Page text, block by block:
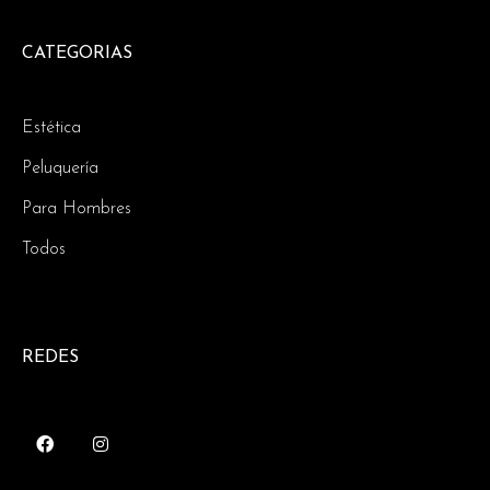
CATEGORIAS
Estética
Peluquería
Para Hombres
Todos
REDES